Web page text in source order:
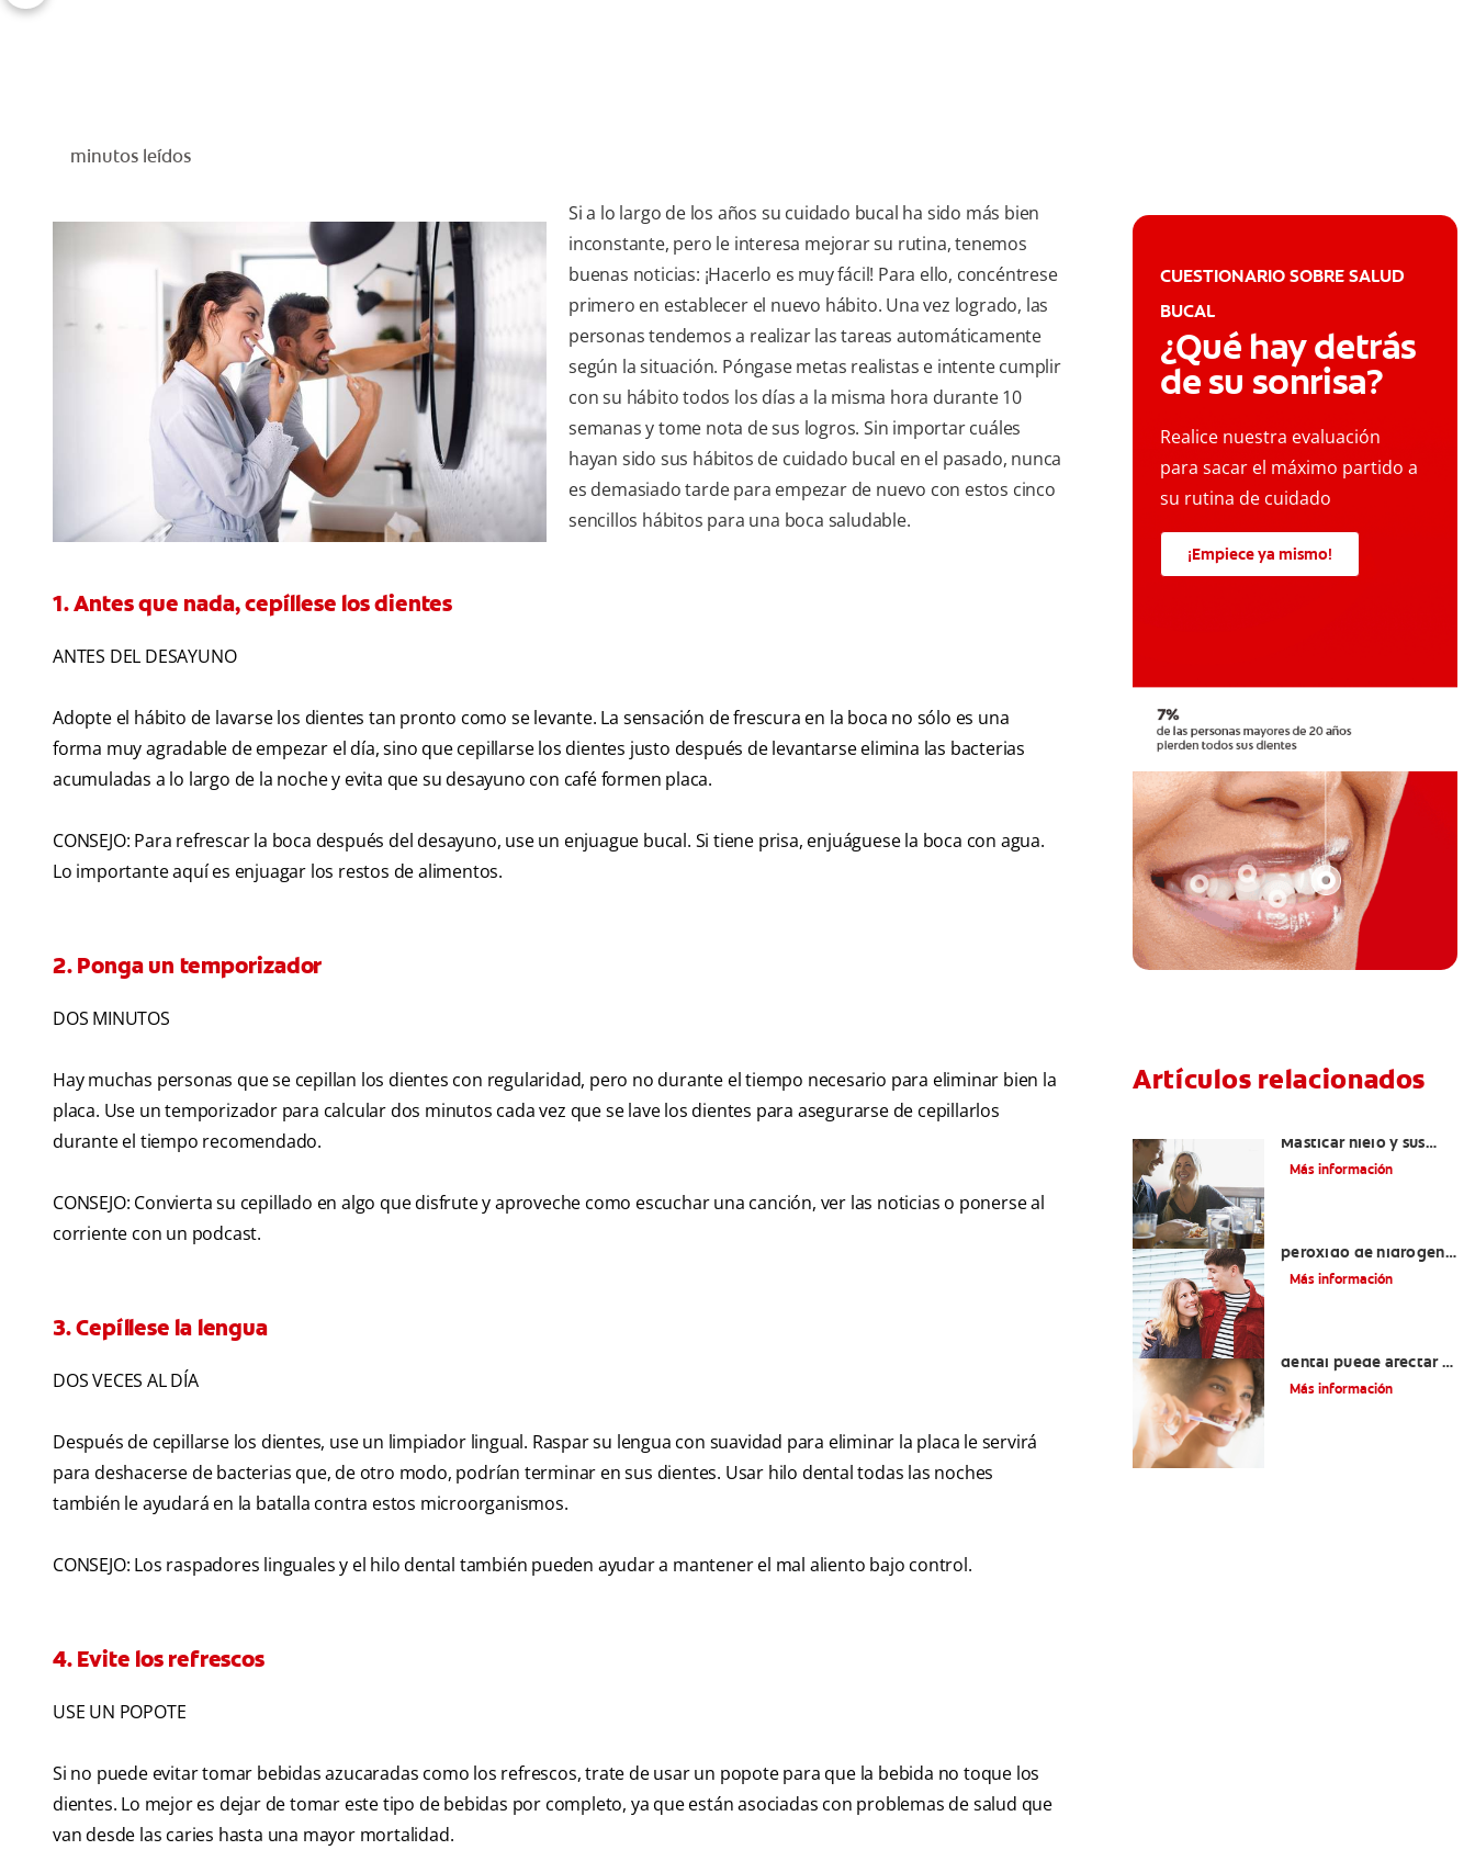
minutos leídos
Si a lo largo de los años su cuidado bucal ha sido más bien
inconstante, pero le interesa mejorar su rutina, tenemos
buenas noticias: ¡Hacerlo es muy fácil! Para ello, concéntrese
primero en establecer el nuevo hábito. Una vez logrado, las
personas tendemos a realizar las tareas automáticamente
según la situación. Póngase metas realistas e intente cumplir
con su hábito todos los días a la misma hora durante 10
semanas y tome nota de sus logros. Sin importar cuáles
hayan sido sus hábitos de cuidado bucal en el pasado, nunca
es demasiado tarde para empezar de nuevo con estos cinco
sencillos hábitos para una boca saludable.
1. Antes que nada, cepíllese los dientes
ANTES DEL DESAYUNO
Adopte el hábito de lavarse los dientes tan pronto como se levante. La sensación de frescura en la boca no sólo es una
forma muy agradable de empezar el día, sino que cepillarse los dientes justo después de levantarse elimina las bacterias
acumuladas a lo largo de la noche y evita que su desayuno con café formen placa.
CONSEJO: Para refrescar la boca después del desayuno, use un enjuague bucal. Si tiene prisa, enjuáguese la boca con agua.
Lo importante aquí es enjuagar los restos de alimentos.
2. Ponga un temporizador
DOS MINUTOS
Hay muchas personas que se cepillan los dientes con regularidad, pero no durante el tiempo necesario para eliminar bien la
placa. Use un temporizador para calcular dos minutos cada vez que se lave los dientes para asegurarse de cepillarlos
durante el tiempo recomendado.
CONSEJO: Convierta su cepillado en algo que disfrute y aproveche como escuchar una canción, ver las noticias o ponerse al
corriente con un podcast.
3. Cepíllese la lengua
DOS VECES AL DÍA
Después de cepillarse los dientes, use un limpiador lingual. Raspar su lengua con suavidad para eliminar la placa le servirá
para deshacerse de bacterias que, de otro modo, podrían terminar en sus dientes. Usar hilo dental todas las noches
también le ayudará en la batalla contra estos microorganismos.
CONSEJO: Los raspadores linguales y el hilo dental también pueden ayudar a mantener el mal aliento bajo control.
4. Evite los refrescos
USE UN POPOTE
Si no puede evitar tomar bebidas azucaradas como los refrescos, trate de usar un popote para que la bebida no toque los
dientes. Lo mejor es dejar de tomar este tipo de bebidas por completo, ya que están asociadas con problemas de salud que
van desde las caries hasta una mayor mortalidad.
CUESTIONARIO SOBRE SALUD
BUCAL
¿Qué hay detrás
de su sonrisa?
Realice nuestra evaluación
para sacar el máximo partido a
su rutina de cuidado
¡Empiece ya mismo!
Artículos relacionados
Masticar hielo y sus
dientes
Más información
peróxido de hidrógeno
para dientes y encías
Más información
dental puede afectar el
esmalte?
Más información